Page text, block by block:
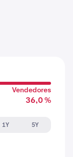
Vendedores
36,0 %
1Y
5Y